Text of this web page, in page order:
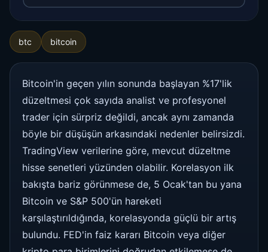
btc bitcoin
Bitcoin'in geçen yılın sonunda başlayan %17'lik
düzeltmesi çok sayıda analist ve profesyonel
trader için sürpriz değildi, ancak aynı zamanda
böyle bir düşüşün arkasındaki nedenler belirsizdi.
TradingView verilerine göre, mevcut düzeltme
hisse senetleri yüzünden olabilir. Korelasyon ilk
bakışta bariz görünmese de, 5 Ocak'tan bu yana
Bitcoin ve S&P 500'ün hareketi
karşılaştırıldığında, korelasyonda güçlü bir artış
bulundu. FED'in faiz kararı Bitcoin veya diğer